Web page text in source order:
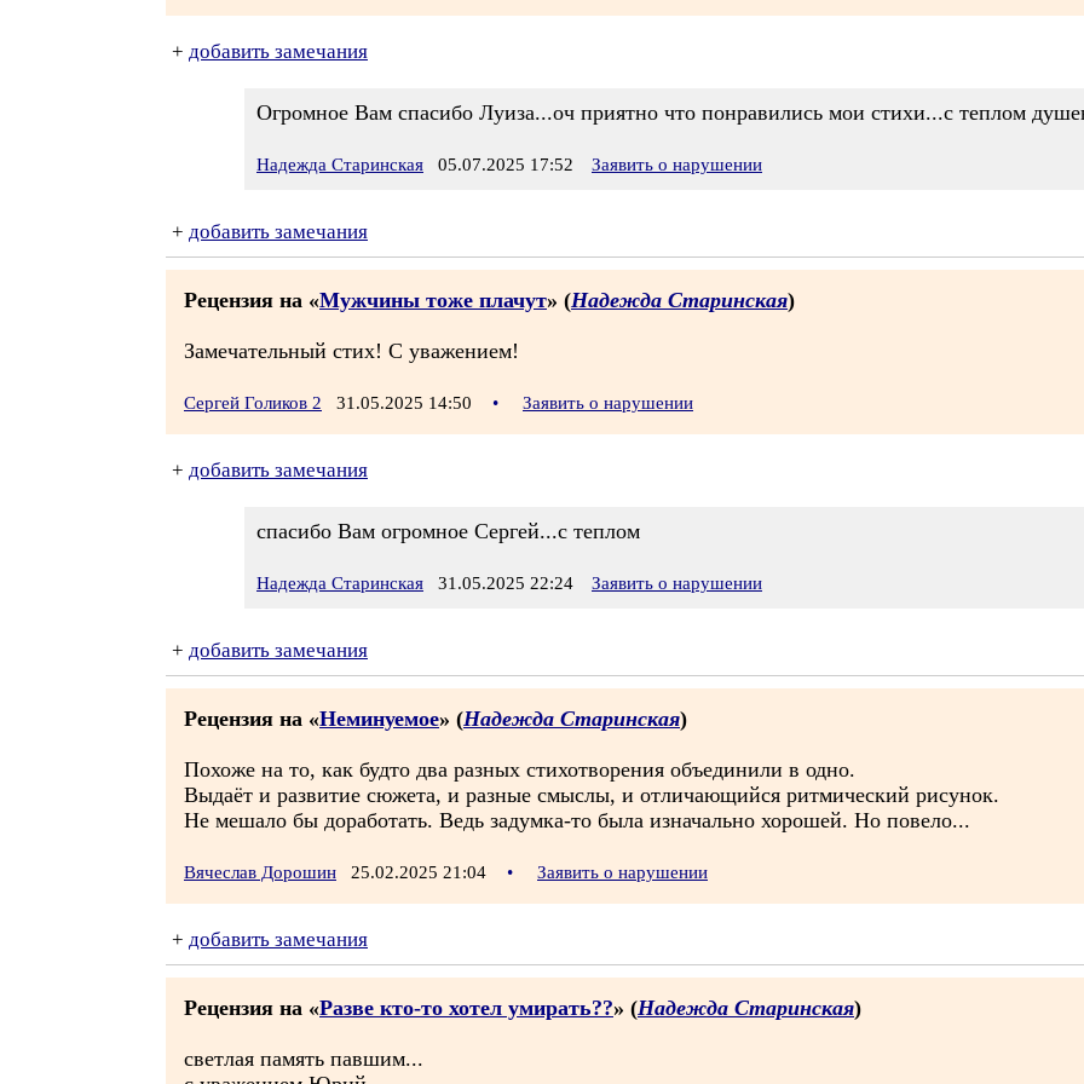
+ добавить замечания
Огромное Вам спасибо Луиза...оч приятно что понравились мои стихи...с теплом
Надежда Старинская 05.07.2025 17:52 Заявить о нарушении
+ добавить замечания
Рецензия на «Мужчины тоже плачут» (Надежда Старинская)
Замечательный стих! С уважением!
Сергей Голиков 2 31.05.2025 14:50 • Заявить о нарушении
+ добавить замечания
спасибо Вам огромное Сергей...с теплом
Надежда Старинская 31.05.2025 22:24 Заявить о нарушении
+ добавить замечания
Рецензия на «Неминуемое» (Надежда Старинская)
Похоже на то, как будто два разных стихотворения объединили в одно.
Выдаёт и развитие сюжета, и разные смыслы, и отличающийся ритмический рисунок.
Не мешало бы доработать. Ведь задумка-то была изначально хорошей. Но повело...
Вячеслав Дорошин 25.02.2025 21:04 • Заявить о нарушении
+ добавить замечания
Рецензия на «Разве кто-то хотел умирать??» (Надежда Старинская)
светлая память павшим...